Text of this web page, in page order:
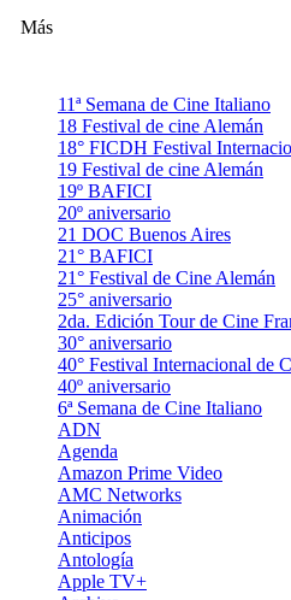
Más
11ª Semana de Cine Italiano
18 Festival de cine Alemán
18° FICDH Festival
19 Festival de cine Alemán
19º BAFICI
20º aniversario
21 DOC Buenos Aires
21° BAFICI
21° Festival de Cine Alemán
25° aniversario
2da. Edición Tour de Cine
30° aniversario
40° Festival Internacional de
40º aniversario
6ª Semana de Cine Italiano
ADN
Agenda
Amazon Prime Video
AMC Networks
Animación
Anticipos
Antología
Apple TV+